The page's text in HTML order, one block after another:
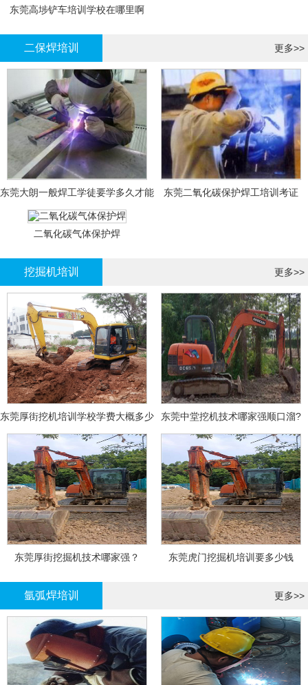
东莞高埗铲车培训学校在哪里啊
二保焊培训 更多>>
东莞大朗一般焊工学徒要学多久才能
拿证？
东莞二氧化碳保护焊工培训考证
二氧化碳气体保护焊
挖掘机培训 更多>>
东莞厚街挖机培训学校学费大概多少 东莞中堂挖机技术哪家强顺口溜?
东莞厚街挖掘机技术哪家强？ 东莞虎门挖掘机培训要多少钱
氩弧焊培训 更多>>